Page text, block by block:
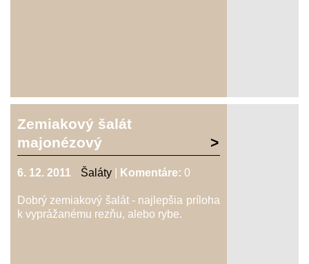
Zemiakový šalát
majonézový
6. 12. 2011 Šaláty Komentáre: 0
Dobrý zemiakový šalát - najlepšia príloha
k vyprážanému rezňu, alebo rybe.